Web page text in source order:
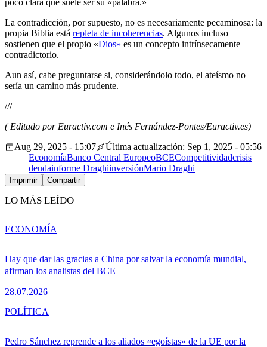
La contradicción, por supuesto, no es necesariamente pecaminosa: la
propia Biblia está repleta de incoherencias. Algunos incluso
sostienen que el propio «Dios» es un concepto intrínsecamente
contradictorio.
Aun así, cabe preguntarse si, considerándolo todo, el ateísmo no
sería un camino más prudente.
///
( Editado por Euractiv.com e Inés Fernández-Pontes/Euractiv.es)
Aug 29, 2025 - 15:07
Última actualización: Sep 1, 2025 - 05:56
EconomíaBanco Central EuropeoBCECompetitividadcrisis
deudainforme DraghiinversiónMario Draghi
Imprimir Compartir
LO MÁS LEÍDO
Hay que dar las gracias a China por salvar la economía mundial,
afirman los analistas del BCE
28.07.2026
ECONOMÍA
Pedro Sánchez reprende a los aliados «egoístas» de la UE por la
POLÍTICA